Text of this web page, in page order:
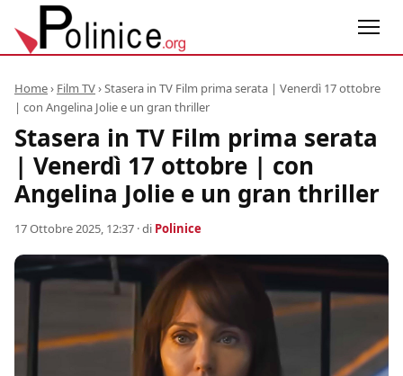
Home› Film TV›Stasera in TV Film prima serata | Venerdì 17 ottobre
| con Angelina Jolie e un gran thriller
Stasera in TV Film prima serata
| Venerdì 17 ottobre | con
Angelina Jolie e un gran thriller
17 Ottobre 2025, 12:37 · di Polinice